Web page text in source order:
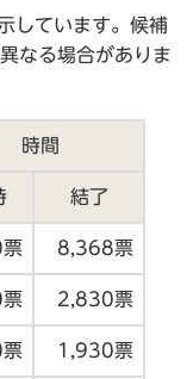
しています。候補
なる場合がありま
時間
結了
8,368票
2,830票
1,930票